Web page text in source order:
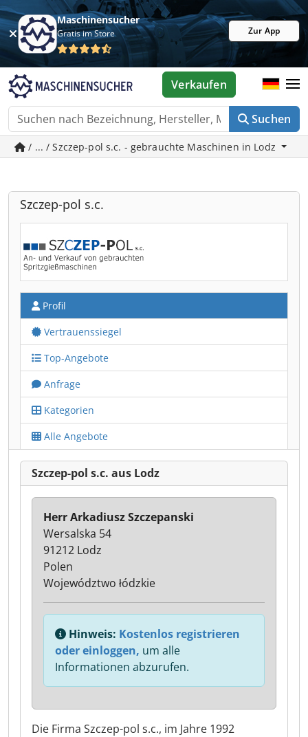
Maschinensucher
Gratis im Store Zur App
Suchen
Verkaufen
/ ... / Szczep-pol s.c. - gebrauchte Maschinen in Lodz
Szczep-pol s.c.
Profil
Vertrauenssiegel
Top-Angebote
Anfrage
Kategorien
Alle Angebote
Szczep-pol s.c. aus Lodz
Die Firma Szczep-pol s.c., im Jahre 1992
Herr Arkadiusz Szczepanski
Wersalska 54
91212 Lodz
Polen
Województwo łódzkie
Hinweis: Kostenlos registrieren
oder einloggen, um alle
Informationen abzurufen.